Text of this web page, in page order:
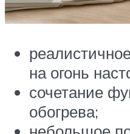
на огонь
сочетание
обогрева;